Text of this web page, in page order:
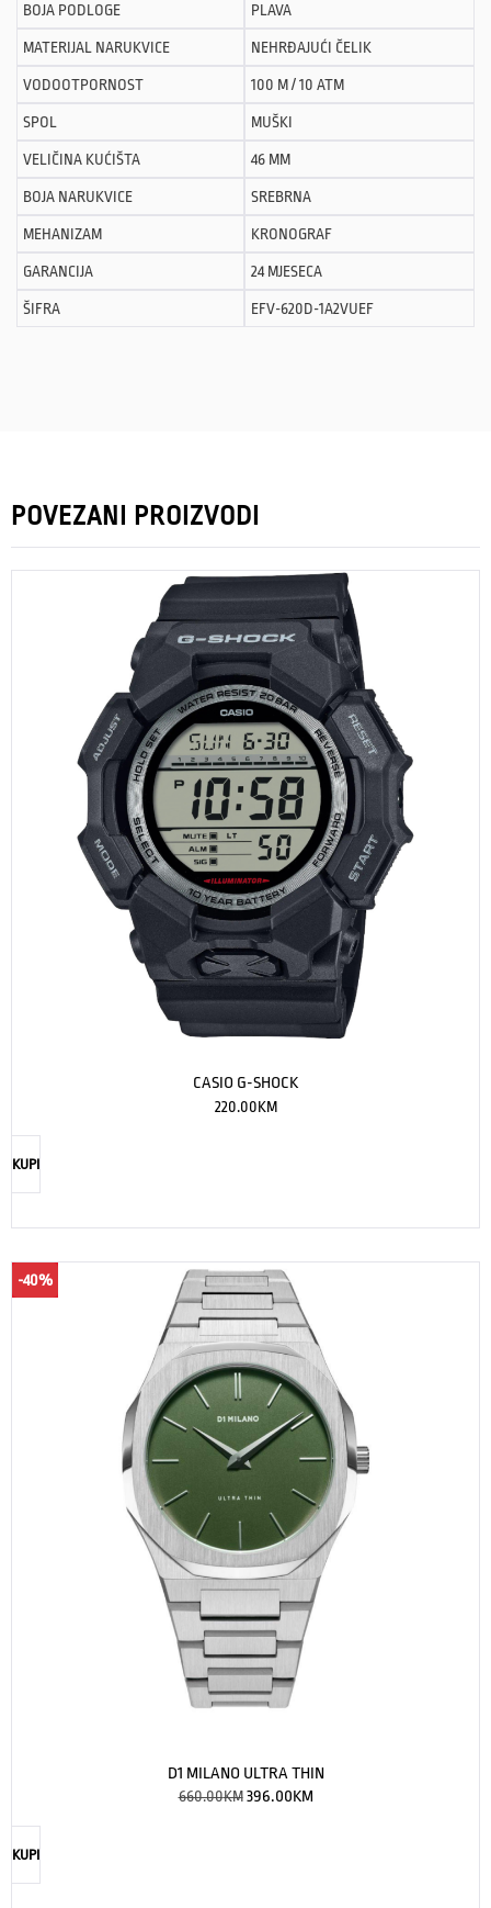
BOJA PODLOGE PLAVA
MATERIJAL NARUKVICE NEHRĐAJUĆI ČELIK
VODOOTPORNOST 100 M / 10 ATM
SPOL MUŠKI
VELIČINA KUĆIŠTA 46 MM
BOJA NARUKVICE SREBRNA
MEHANIZAM KRONOGRAF
GARANCIJA 24 MJESECA
ŠIFRA EFV-620D-1A2VUEF
POVEZANI PROIZVODI
CASIO G-SHOCK
220.00KM
KUPI
-40%
D1 MILANO ULTRA THIN
660.00KM 396.00KM
KUPI